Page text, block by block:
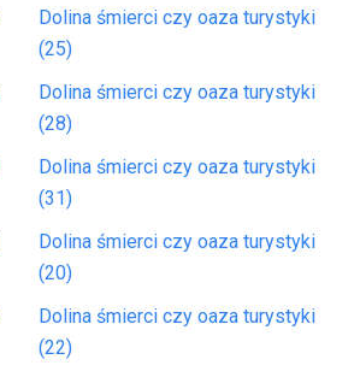
Dolina śmierci czy oaza turystyki
(25)
Dolina śmierci czy oaza turystyki
(28)
Dolina śmierci czy oaza turystyki
(31)
Dolina śmierci czy oaza turystyki
(20)
Dolina śmierci czy oaza turystyki
(22)